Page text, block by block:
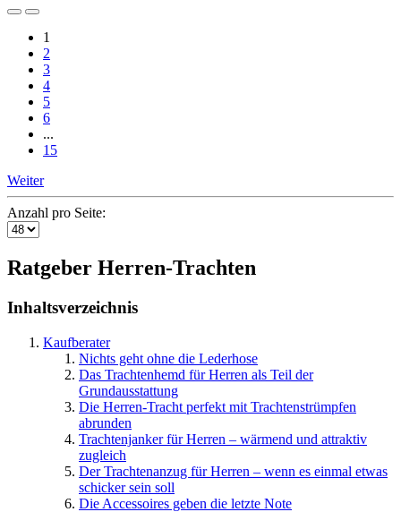
1
2
3
4
5
6
...
15
Weiter
Anzahl pro Seite:
Ratgeber Herren-Trachten
Inhaltsverzeichnis
Kaufberater
Nichts geht ohne die Lederhose
Das Trachtenhemd für Herren als Teil der
Grundausstattung
Die Herren-Tracht perfekt mit Trachtenstrümpfen
abrunden
Trachtenjanker für Herren – wärmend und attraktiv
zugleich
Der Trachtenanzug für Herren – wenn es einmal etwas
schicker sein soll
Die Accessoires geben die letzte Note